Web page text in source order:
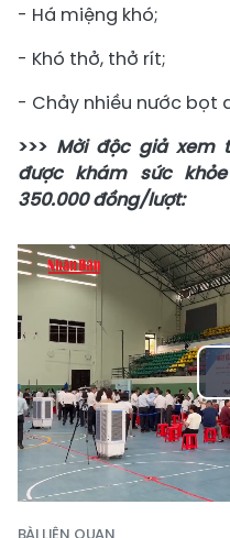
- Há miệng khó;
- Khó thở, thở rít;
- Chảy nhiều nước bọt
>>> Mời độc giả xem
được khám sức
350.000 đồng/lượt: